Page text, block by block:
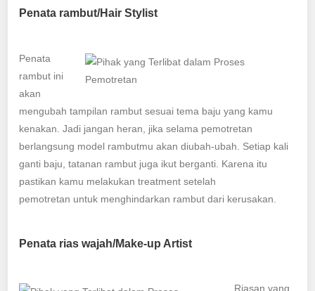
Penata rambut/Hair Stylist
Penata
rambut ini
akan
mengubah tampilan rambut sesuai tema baju yang kamu
kenakan. Jadi jangan heran, jika selama pemotretan
berlangsung model rambutmu akan diubah-ubah. Setiap kali
ganti baju, tatanan rambut juga ikut berganti. Karena itu
pastikan kamu melakukan treatment setelah
pemotretan untuk menghindarkan rambut dari kerusakan.
Penata rias wajah/Make-up Artist
Riasan yang